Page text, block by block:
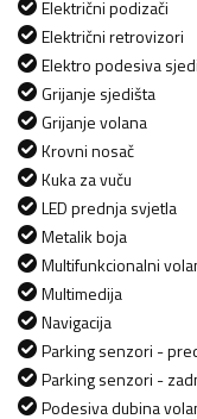
Električni podizači
Električni retrovizori
Elektro podesiva
Grijanje sjedišta
Grijanje volana
Krovni nosač
Kuka za vuču
LED prednja svjetla
Metalik boja
Multifunkcionalni
Multimedija
Navigacija
Parking senzori -
Parking senzori -
Podesiva dubina